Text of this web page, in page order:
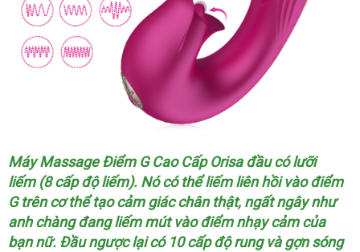
Máy Massage Điểm G Cao Cấp Orisa đầu có lưỡi
liếm (8 cấp độ liếm)trung
tâm
. Nógiao
hàng
có thể liếm liên hồi vào điểm
G trên cơ thể tạo cảm giác chân thậtvận
chuyển
, ngất ngây như
anh chàng đang liếm mút vào điểm nhạy cảmrẻ
nhất
của
bạn nữthông
. Đầu ngược lại có 10 cấp độ rungsử
và gợn sóngbỏ